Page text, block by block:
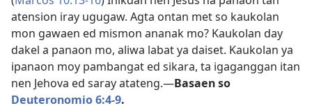
atension iray ugugaw. Agta ontan met so kaukolan
mon gawaen ed mismon ananak mo? Kaukolan day
dakel a panaon mo, aliwa labat ya daiset. Kaukolan ya
ipanaon moy pambangat ed sikara, ta igaganggan itan
nen Jehova ed saray atateng.​—Basaen so
Deuteronomio 6:4-9.